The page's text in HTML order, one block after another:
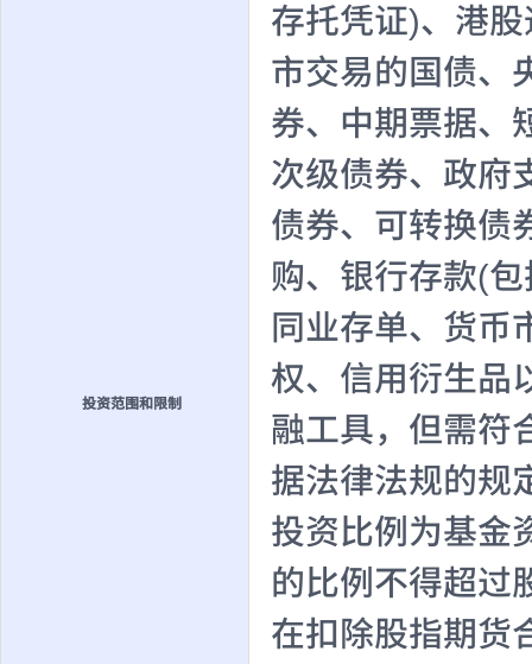
投资范围和限制
存托凭证)、港
市交易的国债、
券、中期票据、
次级债券、政府
债券、可转换债
购、银行存款(
同业存单、货币
权、信用衍生品
融工具，但需符
据法律法规的规
投资比例为基金
的比例不得超过
在扣除股指期货